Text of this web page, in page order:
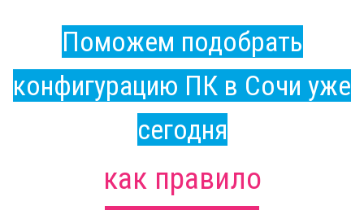
Поможем подобрать
конфигурацию ПК в Сочи уже
сегодня
как правило